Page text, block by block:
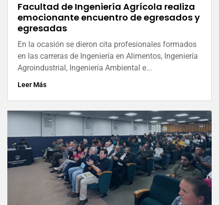
Facultad de Ingeniería Agrícola realiza
emocionante encuentro de egresados y
egresadas
En la ocasión se dieron cita profesionales formados
en las carreras de Ingeniería en Alimentos, Ingeniería
Agroindustrial, Ingeniería Ambiental e...
Leer Más